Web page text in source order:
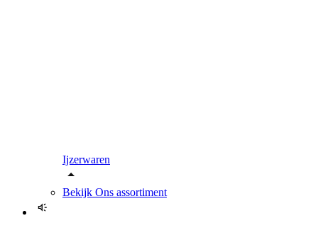
Ijzerwaren
Bekijk Ons assortiment